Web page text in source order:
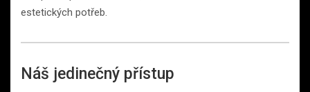
estetických potřeb.
Náš jedinečný přístup